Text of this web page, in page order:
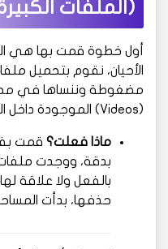
(الملفات
أول خطوة قمت بها هي
الأحيان، نقوم بتحميل
(Videos) الموجودة داخل القرص C.
ماذا فعلت؟ قمت
بدقة، ووجدت
بالفعل ولا علاقة
حذفها، بدأت